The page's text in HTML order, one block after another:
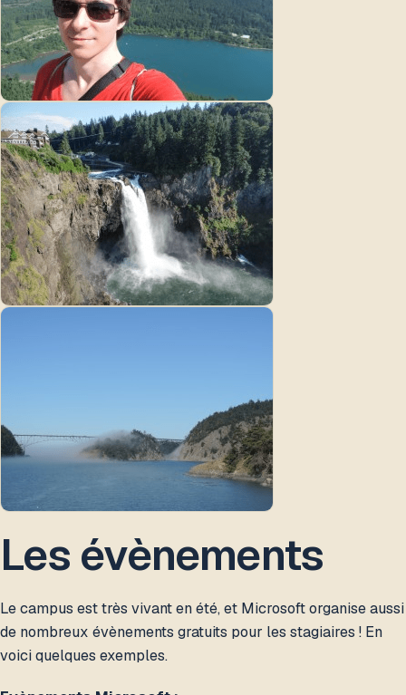
Les évènements
Le campus est très vivant en été, et Microsoft organise aussi
de nombreux évènements gratuits pour les stagiaires ! En
voici quelques exemples.